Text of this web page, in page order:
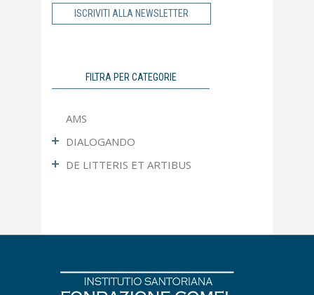
ISCRIVITI ALLA NEWSLETTER
FILTRA PER CATEGORIE
AMS
DIALOGANDO
Ultimo Numero
Approfondimento
Dal Mondo Sanitario
DE LITTERIS ET ARTIBUS
Pittura